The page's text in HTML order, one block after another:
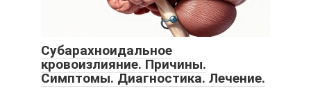
Субарахноидальное
кровоизлияние. Причины.
Симптомы. Диагностика. Лечение.